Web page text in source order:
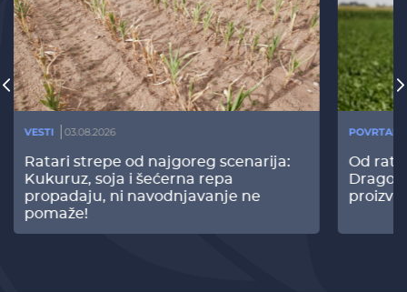
VESTI 03.08.2026
Ratari strepe od najgoreg scenarija:
Kukuruz, soja i šećerna repa
propadaju, ni navodnjavanje ne
pomaže!
Od